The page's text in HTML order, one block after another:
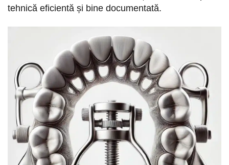
tehnică eficientă și bine documentată.